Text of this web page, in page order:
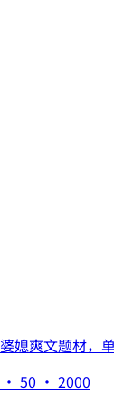
爽文题材，
· 50 · 2000